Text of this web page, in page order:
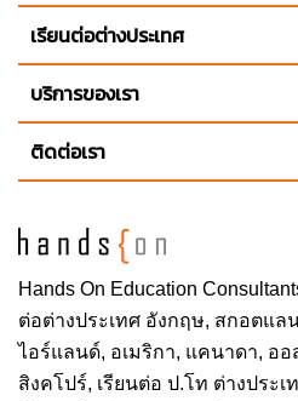
Hands On Education
ต่อต่างประเทศ อังกฤษ, สกอตแล
ไอร์แลนด์, อเมริกา, แคนาดา, ออ
สิงคโปร์, เรียนต่อ ป.โท ต่างประเ
เรียนต่อต่างประเทศ
บริการของเรา
ติดต่อเรา